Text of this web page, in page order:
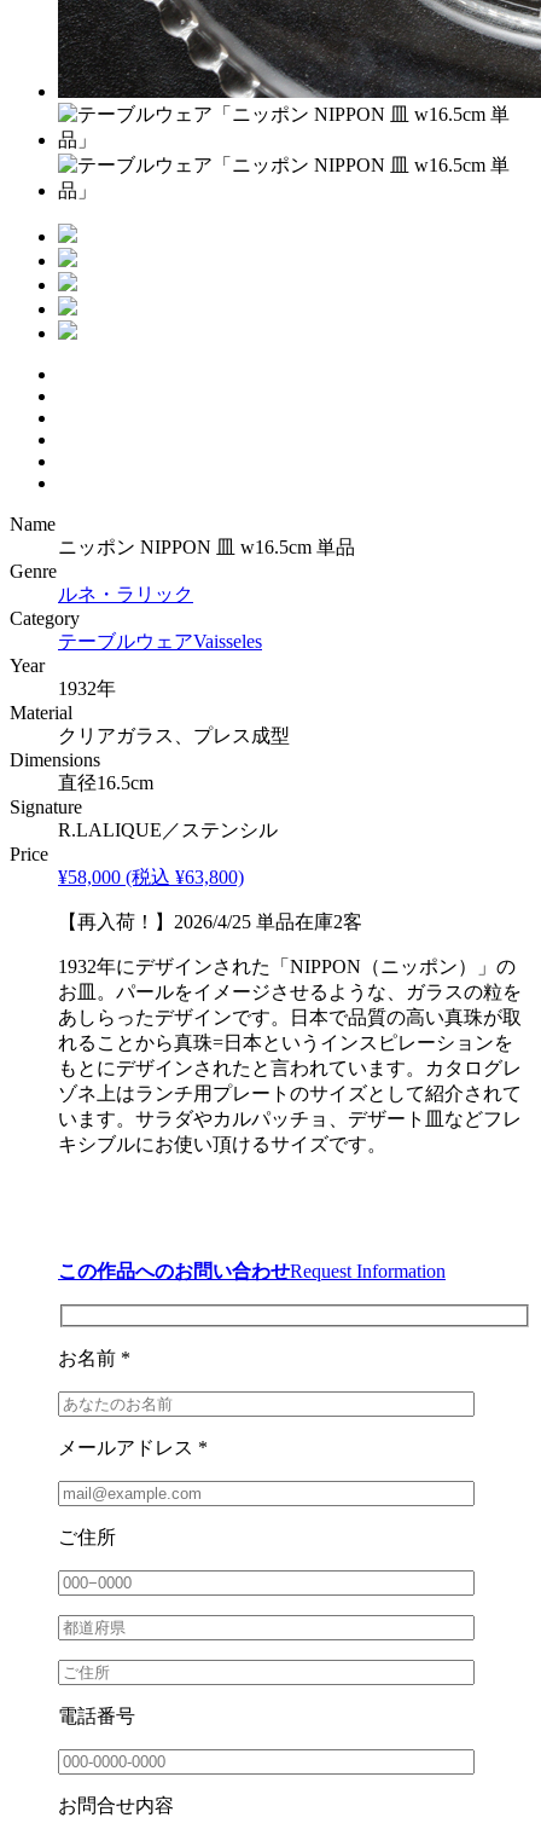
Name
ニッポン NIPPON 皿 w16.5cm 単品
Genre
ルネ・ラリック
Category
テーブルウェアVaisseles
Year
1932年
Material
クリアガラス、プレス成型
Dimensions
直径16.5cm
Signature
R.LALIQUE／ステンシル
Price
¥58,000 (税込 ¥63,800)
【再入荷！】2026/4/25 単品在庫2客
1932年にデザインされた「NIPPON（ニッポン）」の
お皿。パールをイメージさせるような、ガラスの粒を
あしらったデザインです。日本で品質の高い真珠が取
れることから真珠=日本というインスピレーションを
もとにデザインされたと言われています。カタログレ
ゾネ上はランチ用プレートのサイズとして紹介されて
います。サラダやカルパッチョ、デザート皿などフレ
キシブルにお使い頂けるサイズです。
この作品へのお問い合わせRequest Information
お名前 *
メールアドレス *
ご住所
電話番号
お問合せ内容